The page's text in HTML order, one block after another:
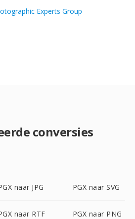
Experts Group
conversies
naar JPG PGX naar SVG
naar RTF PGX naar PNG